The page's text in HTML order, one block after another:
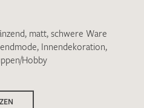
dass meine angegebenen Daten
genutzt werden.
, matt, schwere Ware
, Innendekoration,
Hobby